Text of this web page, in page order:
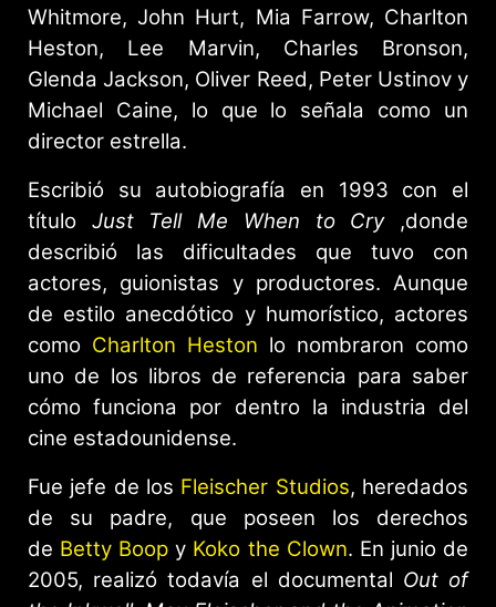
Whitmore, John Hurt, Mia Farrow, Charlton
Heston, Lee Marvin, Charles Bronson,
Glenda Jackson, Oliver Reed, Peter Ustinov y
Michael Caine, lo que lo señala como un
director estrella.
Escribió su autobiografía en 1993 con el
título Just Tell Me When to Cry,donde
describió las dificultades que tuvo con
actores, guionistas y productores. Aunque
de estilo anecdótico y humorístico, actores
como Charlton Heston lo nombraron como
uno de los libros de referencia para saber
cómo funciona por dentro la industria del
cine estadounidense.
Fue jefe de los Fleischer Studios, heredados
de su padre, que poseen los derechos
de Betty Boop y Koko the Clown. En junio de
2005, realizó todavía el documental Out of